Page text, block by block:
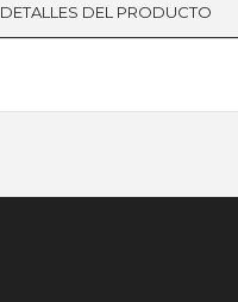
DETALLES DEL PRODUCTO